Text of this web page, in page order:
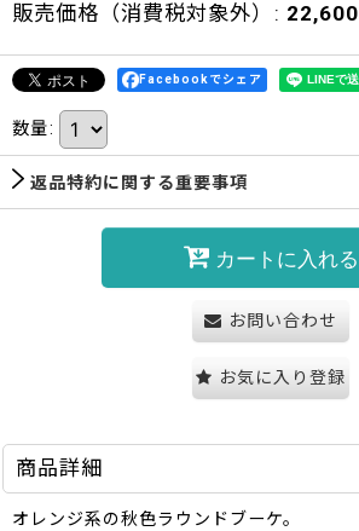
販売価格（消費税対象外） : 22,600
Facebookでシェア
数量:
返品特約に関する重要事項
カートに入れる
お問い合わせ
お気に入り登録
商品詳細
オレンジ系の秋色ラウンドブーケ。